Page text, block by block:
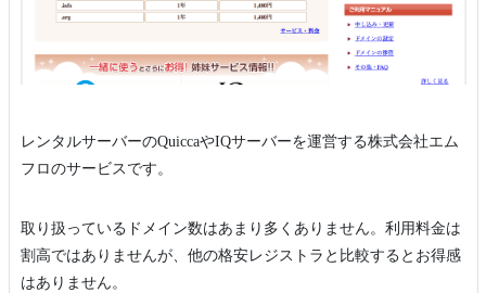
レンタルサーバーのQuiccaやIQサーバーを運営する株式会社エム
フロのサービスです。
取り扱っているドメイン数はあまり多くありません。利用料金は
割高ではありませんが、他の格安レジストラと比較するとお得感
はありません。